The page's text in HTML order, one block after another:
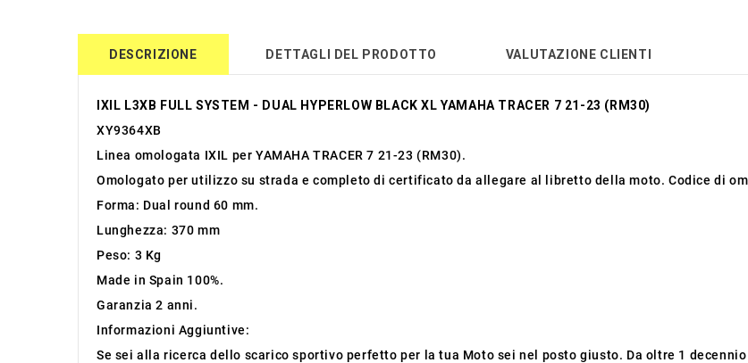
DESCRIZIONE DETTAGLI DEL PRODOTTO VALUTAZIONE CLIENTI
IXIL L3XB FULL SYSTEM - DUAL HYPERLOW BLACK XL YAMAHA TRACER 7 21-23 (RM30)
XY9364XB
Linea omologata IXIL per YAMAHA TRACER 7 21-23 (RM30).
Omologato per utilizzo su strada e completo di certificato da allegare al libretto della moto. Codice di
Forma: Dual round 60 mm.
Lunghezza: 370 mm
Peso: 3 Kg
Made in Spain 100%.
Garanzia 2 anni.
Informazioni Aggiuntive:
Se sei alla ricerca dello scarico sportivo perfetto per la tua Moto sei nel posto giusto. Da oltre 1